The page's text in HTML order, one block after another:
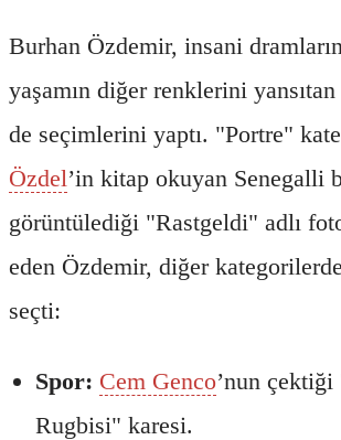
Burhan Özdemir, insani dramların
yaşamın diğer renklerini
de seçimlerini yaptı. "Portre"
Özdel’in kitap okuyan Senegalli
görüntülediği "Rastgeldi" adlı
eden Özdemir, diğer
seçti:
Spor: Cem Genco’nun
Rugbisi" karesi.